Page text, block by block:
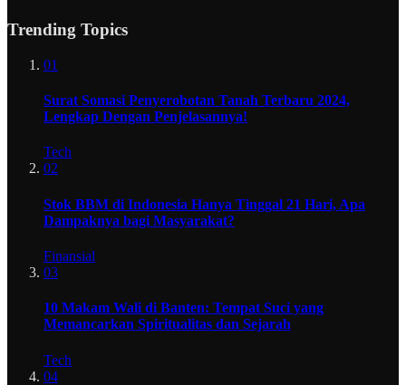
Trending Topics
01
Surat Somasi Penyerobotan Tanah Terbaru 2024,
Lengkap Dengan Penjelasannya!
Tech
02
Stok BBM di Indonesia Hanya Tinggal 21 Hari, Apa
Dampaknya bagi Masyarakat?
Finansial
03
10 Makam Wali di Banten: Tempat Suci yang
Memancarkan Spiritualitas dan Sejarah
Tech
04